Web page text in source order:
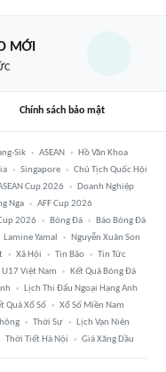
MỚI
Chính sách bảo mật
Sik ASEAN
Hồ Văn Khoa
Singapore
Chủ Tịch Quốc Hội
Cup 2026
Doanh Nghiệp
Nga
AFF Cup 2026
2026 Bóng Đá
Báo Bóng Đá
Lamine Yamal
Nguyễn Xuân Son
Xã Hội Tin Bão
Tin Tức
U17 Việt Nam
Kết Quả Bóng Đá
Lịch Thi Đấu Ngoại Hạng Anh
Quả Xổ Số
Xổ Số Miền Nam
Thời Sự
Lịch Vạn Niên
Thời Tiết Hà Nội Giá Xăng Dầu